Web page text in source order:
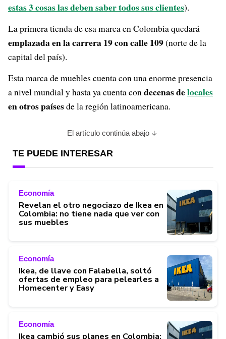
estas 3 cosas las deben saber todos sus clientes).
La primera tienda de esa marca en Colombia quedará
emplazada en la carrera 19 con calle 109(norte de la
capital del país).
Esta marca de muebles cuenta con una enorme presencia
a nivel mundial y hasta ya cuenta condecenas delocales
en otros paísesde la región latinoamericana.
El artículo continúa abajo
TE PUEDE INTERESAR
Economía
Revelan el otro negociazo de Ikea en
Colombia: no tiene nada que ver con
sus muebles
Economía
Ikea, de llave con Falabella, soltó
ofertas de empleo para pelearles a
Homecenter y Easy
Economía
Ikea cambió sus planes en Colombia: